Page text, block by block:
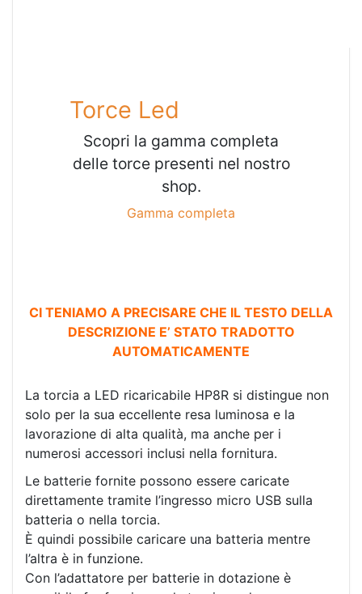
Torce Led
Scopri la gamma completa
delle torce presenti nel nostro
shop.
Gamma completa
CI TENIAMO A PRECISARE CHE IL TESTO DELLA
DESCRIZIONE E’ STATO TRADOTTO
AUTOMATICAMENTE
La torcia a LED ricaricabile HP8R si distingue non
solo per la sua eccellente resa luminosa e la
lavorazione di alta qualità, ma anche per i
numerosi accessori inclusi nella fornitura.
Le batterie fornite possono essere caricate
direttamente tramite l’ingresso micro USB sulla
batteria o nella torcia.
È quindi possibile caricare una batteria mentre
l’altra è in funzione.
Con l’adattatore per batterie in dotazione è